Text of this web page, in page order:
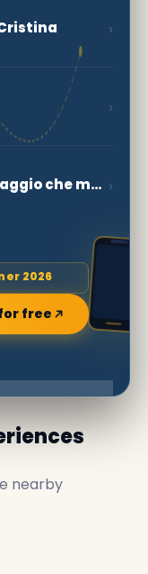
›
›
Italia | Bagnoreggio il Villaggio che muore ›
2026
free
nearby